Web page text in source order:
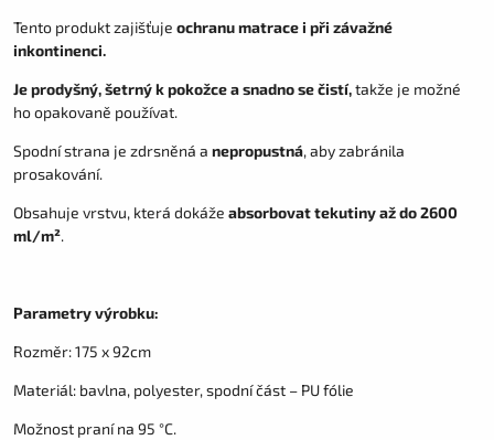
Tento produkt zajišťuje ochranu matrace i při závažné
inkontinenci.
Je prodyšný, šetrný k pokožce a snadno se čistí,takže je možné
ho opakovaně používat.
Spodní strana je zdrsněná a nepropustná, aby zabránila
prosakování.
Obsahuje vrstvu, která dokáže absorbovat tekutiny až do 2600
ml/m².
Parametry výrobku:
Rozměr: 175 x 92cm
Materiál: bavlna, polyester, spodní část – PU fólie
Možnost praní na 95 °C.